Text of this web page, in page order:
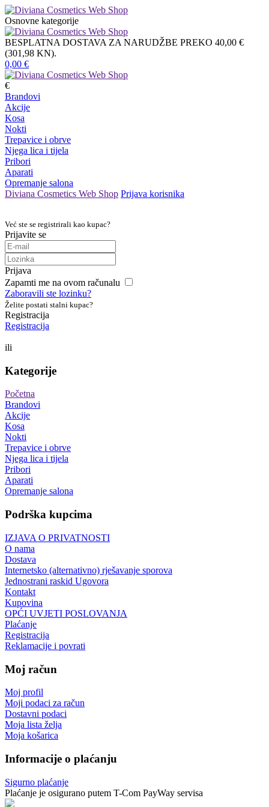
Osnovne kategorije
BESPLATNA DOSTAVA ZA NARUDŽBE PREKO 40,00 €
(301,98 KN).
0,00 €
€
Brandovi
Akcije
Kosa
Nokti
Trepavice i obrve
Njega lica i tijela
Pribori
Aparati
Opremanje salona
Diviana Cosmetics Web Shop Prijava korisnika
Već ste se registrirali kao kupac?
Prijavite se
Prijava
Zapamti me na ovom računalu
Zaboravili ste lozinku?
Želite postati stalni kupac?
Registracija
Registracija
ili
Kategorije
Početna
Brandovi
Akcije
Kosa
Nokti
Trepavice i obrve
Njega lica i tijela
Pribori
Aparati
Opremanje salona
Podrška kupcima
IZJAVA O PRIVATNOSTI
O nama
Dostava
Internetsko (alternativno) rješavanje sporova
Jednostrani raskid Ugovora
Kontakt
Kupovina
OPĆI UVJETI POSLOVANJA
Plaćanje
Registracija
Reklamacije i povrati
Moj račun
Moj profil
Moji podaci za račun
Dostavni podaci
Moja lista želja
Moja košarica
Informacije o plaćanju
Sigurno plaćanje
Plaćanje je osigurano putem T-Com PayWay servisa